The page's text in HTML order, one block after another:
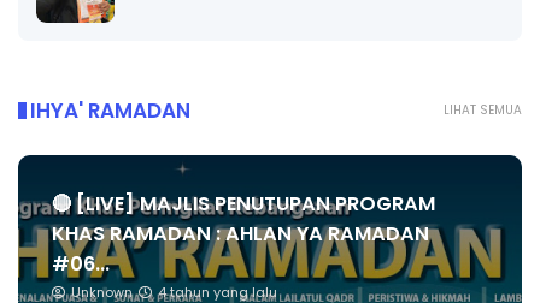
LIHAT SEMUA
IHYA' RAMADAN
🔴 [LIVE] MAJLIS PENUTUPAN PROGRAM
KHAS RAMADAN : AHLAN YA RAMADAN
#06...
Unknown 4 tahun yang lalu